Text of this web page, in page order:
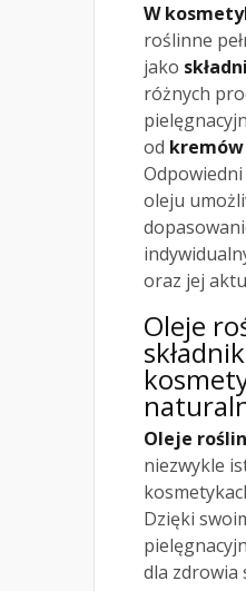
W
roślinne
jako
różnych
od kremów
oleju
oraz jej
Oleje
Oleje
niezwykle
Dzięki
dla zdrowia